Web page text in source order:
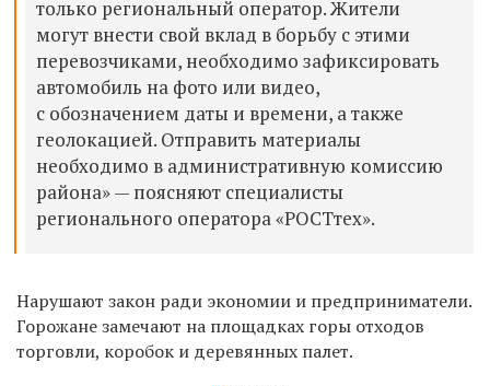
только региональный оператор. Жители
могут внести свой вклад в борьбу с этими
перевозчиками, необходимо зафиксировать
автомобиль на фото или видео,
с обозначением даты и времени, а также
геолокацией. Отправить материалы
необходимо в административную комиссию
района» — поясняют специалисты
регионального оператора «РОСТтех».
Нарушают закон ради экономии и предприниматели.
Горожане замечают на площадках горы отходов
торговли, коробок и деревянных палет.